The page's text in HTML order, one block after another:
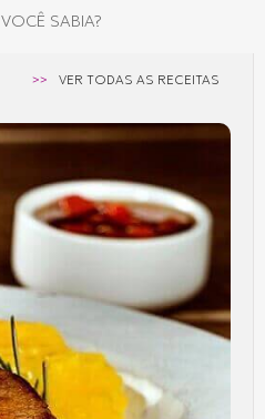
VOCÊ SABIA?
>> VER TODAS AS RECEITAS